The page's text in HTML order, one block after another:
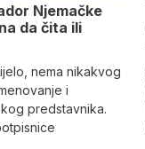
Njemačke
da čita ili
nema nikakvog
i
predstavnika.